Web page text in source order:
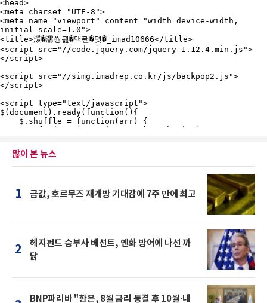
많이 본 뉴스
1 금값, 호르무즈 재개방 기대감에 7주 만에 최고
2
헤지펀드 승부사 베선트, 엔화 방어에 나선 까
닭
BNP파리바 "한은, 8월 금리 동결 후 10월·내